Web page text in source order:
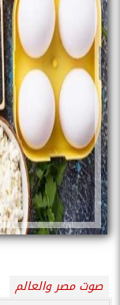
صوت مصر والعالم